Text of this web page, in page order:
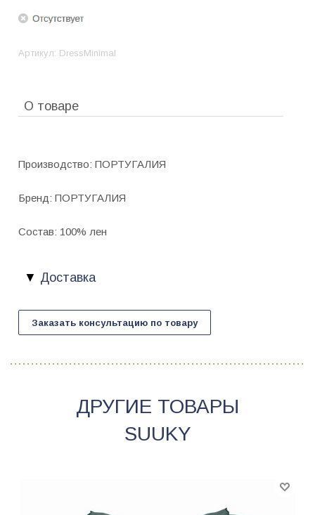
Артикул: DressMinimal
О товаре
Производство: ПОРТУГАЛИЯ
Бренд: ПОРТУГАЛИЯ
Состав: 100% лен
Доставка
Заказать консультацию по товару
ДРУГИЕ ТОВАРЫ
SUUKY